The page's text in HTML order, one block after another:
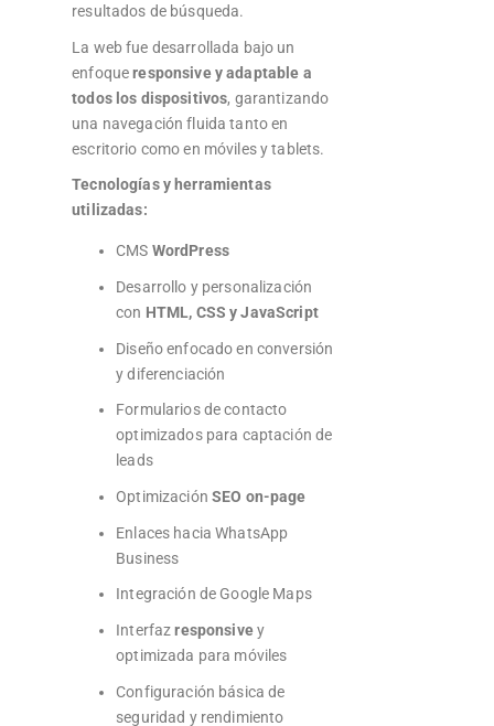
resultados de búsqueda.
La web fue desarrollada bajo un
enfoqueresponsive y adaptable a
todos los dispositivos, garantizando
una navegación fluida tanto en
escritorio como en móviles y tablets.
Tecnologías y herramientas
utilizadas:
CMS WordPress
Desarrollo y personalización
con HTML, CSS y JavaScript
Diseño enfocado en conversión
y diferenciación
Formularios de contacto
optimizados para captación de
leads
OptimizaciónSEO on-page
Enlaces hacia WhatsApp
Business
Integración de Google Maps
Interfazresponsivey
optimizada para móviles
Configuración básica de
seguridad y rendimiento